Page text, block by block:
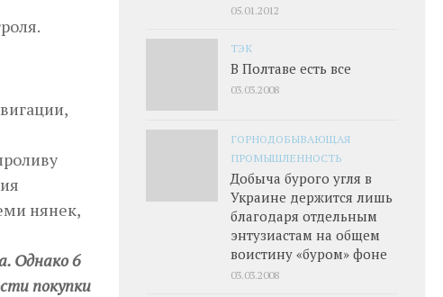
нянек,
Однако 6
покупки
05.01.2012
ТЭК
В Полтаве есть все
03.03.2008
ГОРНОДОБЫВАЮЩАЯ
ПРОМЫШЛЕННОСТЬ
Добыча бурого угля в
Украине держится лишь
благодаря отдельным
энтузиастам на общем
воистину «буром» фоне
03.03.2008